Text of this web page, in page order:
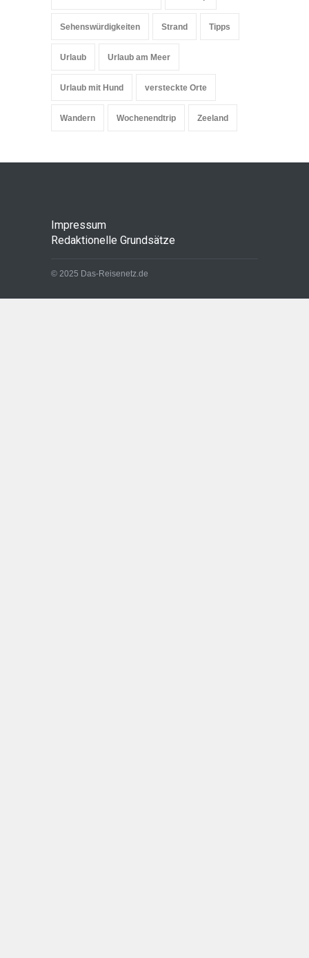
Sehenswürdigkeiten Strand Tipps
Urlaub Urlaub am Meer
Urlaub mit Hund versteckte Orte
Wandern Wochenendtrip Zeeland
Impressum
Redaktionelle Grundsätze
© 2025 Das-Reisenetz.de